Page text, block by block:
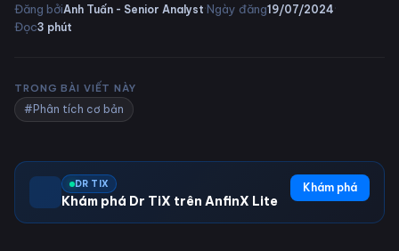
Đăng bởiAnh Tuấn - Senior Analyst·Ngày đăng19/07/2024·
Đọc3 phút
TRONG BÀI VIẾT NÀY
#Phân tích cơ bản
DR TIX
Khám phá Dr TiX trên AnfinX Lite
Khám phá